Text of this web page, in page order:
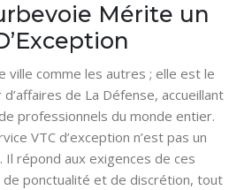
Mérite un
ville comme les autres ; elle est le
de La Défense, accueillant
professionnels du monde entier.
VTC d’exception n’est pas un
Il répond aux exigences de ces
ponctualité et de discrétion, tout